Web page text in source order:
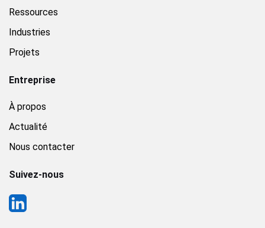
Ressources
Industries
Projets
Entreprise
À propos
Actualité
Nous contacter
Suivez-nous